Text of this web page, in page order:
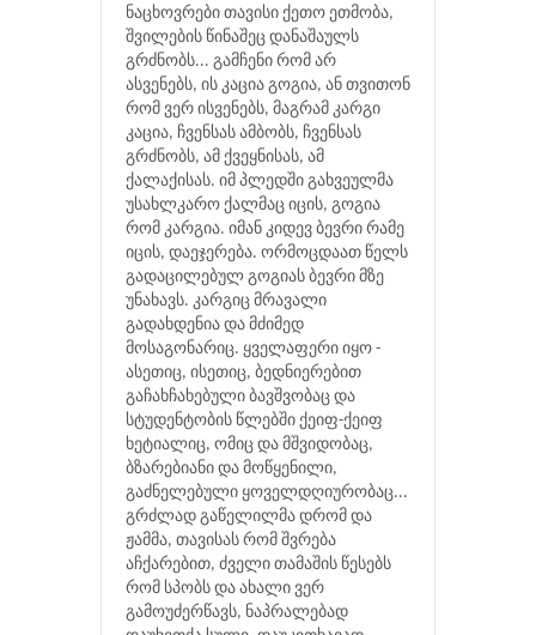
ნაცხოვრები თავისი ქეთო ეთმობა,
შვილების წინაშეც დანაშაულს
გრძნობს... გამჩენი რომ არ
ასვენებს, ის კაცია გოგია, ან თვითონ
რომ ვერ ისვენებს, მაგრამ კარგი
კაცია, ჩვენსას ამბობს, ჩვენსას
გრძნობს, ამ ქვეყნისას, ამ
ქალაქისას. იმ პლედში გახვეულმა
უსახლკარო ქალმაც იცის, გოგია
რომ კარგია. იმან კიდევ ბევრი რამე
იცის, დაეჯერება. ორმოცდაათ წელს
გადაცილებულ გოგიას ბევრი მზე
უნახავს. კარგიც მრავალი
გადახდენია და მძიმედ
მოსაგონარიც. ყველაფერი იყო -
ასეთიც, ისეთიც, ბედნიერებით
გაჩახჩახებული ბავშვობაც და
სტუდენტობის წლებში ქეიფ-ქეიფ
ხეტიალიც, ომიც და მშვიდობაც,
ბზარებიანი და მოწყენილი,
გაძნელებული ყოველდღიურობაც...
გრძლად გაწელილმა დრომ და
ჟამმა, თავისას რომ შვრება
აჩქარებით, ძველი თამაშის წესებს
რომ სპობს და ახალი ვერ
გამოუძერწავს, ნაპრალებად